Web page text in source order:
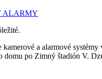
kamerové a alarmové
domu po Zimný štadión V.